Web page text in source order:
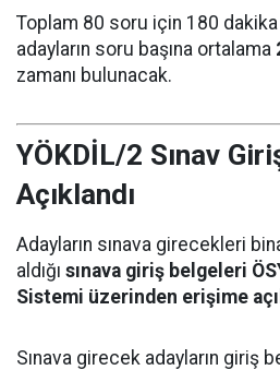
Toplam 80 soru için 180
adayların soru başına ortalama
zamanı bulunacak.
YÖKDİL/2 Sınav
Açıklandı
Adayların sınava girecekleri
aldığı sınava giriş belgeleri
Sistemi üzerinden erişime
Sınava girecek adayların giriş